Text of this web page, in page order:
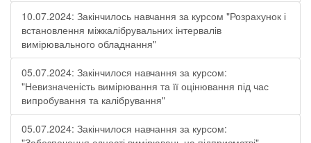
10.07.2024: Закінчилось навчання за курсом "Розрахунок і
встановлення міжкалібрувальних інтервалів
вимірювального обладнання"
05.07.2024: Закінчилося навчання за курсом:
"Невизначеність вимірювання та її оцінювання під час
випробування та калібрування"
05.07.2024: Закінчилося навчання за курсом: